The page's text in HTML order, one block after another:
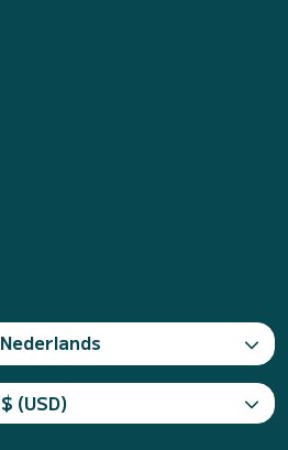
Nederlands
$ (USD)